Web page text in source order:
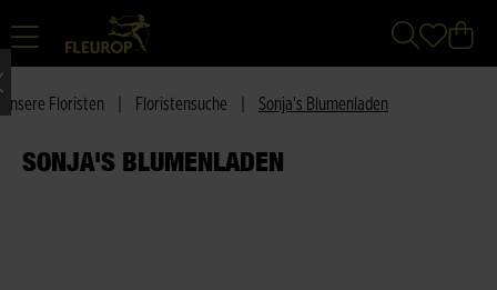
Unsere Floristen Floristensuche Sonja's Blumenladen
SONJA'S BLUMENLADEN